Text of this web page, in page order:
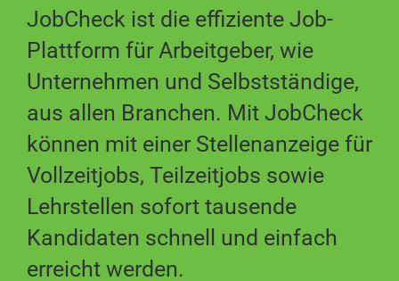
JobCheck ist die effiziente Job-
Plattform für Arbeitgeber, wie
Unternehmen und Selbstständige,
aus allen Branchen. Mit JobCheck
können mit einer Stellenanzeige für
Vollzeitjobs, Teilzeitjobs sowie
Lehrstellen sofort tausende
Kandidaten schnell und einfach
erreicht werden.